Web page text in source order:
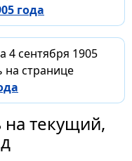
года
4 сентября 1905
на странице
текущий,